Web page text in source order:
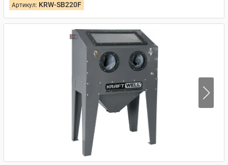
Артикул: KRW-SB220F